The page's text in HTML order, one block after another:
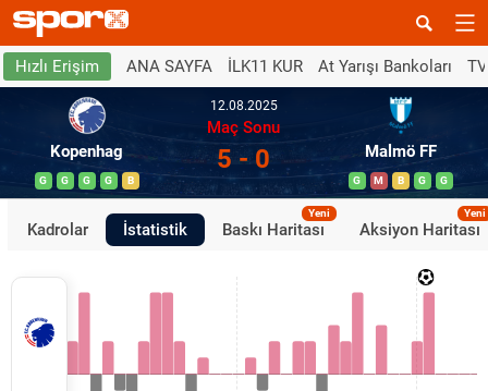
Hızlı Erişim ANA SAYFA İLK11 KUR At Yarışı Bankoları
Kopenhag
G G G G B
12.08.2025
Maç Sonu
5 - 0 Malmö FF
G M B G G
Kadrolar İstatistik Baskı Haritası
Yeni
Aksiyon Haritası
Yeni